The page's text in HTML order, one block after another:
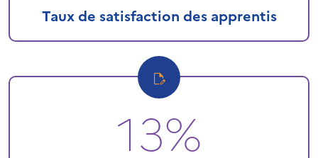
Taux de satisfaction des apprentis
13%